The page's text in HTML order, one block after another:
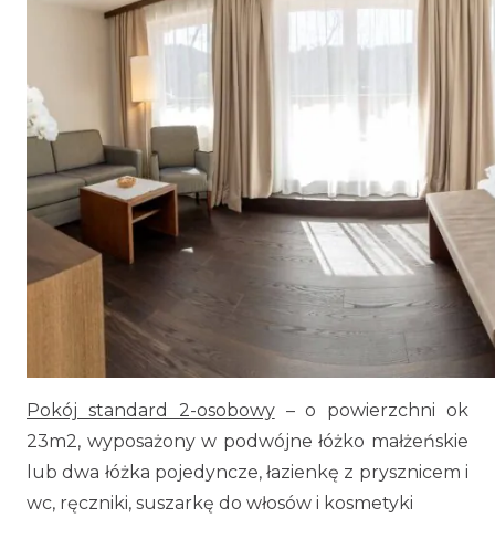
Pokój standard 2-osobowy– o powierzchni ok
23m2, wyposażony w podwójne łóżko małżeńskie
lub dwa łóżka pojedyncze, łazienkę z prysznicem i
wc, ręczniki, suszarkę do włosów i kosmetyki